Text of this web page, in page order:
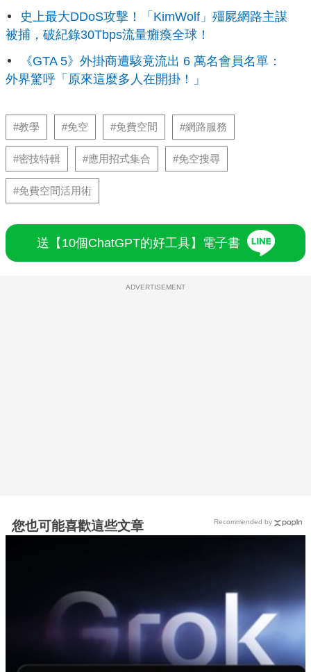
史上最大DDoS攻擊！「KimWolf」殭屍網路主謀
被捕，破紀錄30Tbps流量癱瘓全球！
《GTA 5》外掛商遭駭竟流出 6 萬名會員名單：
外界驚呼「原來這麼多人在開掛！」
#教學 #免空 #免費空間 #網路服務
#密技特輯 #應用招式集合 #免空搜尋
#免費空間活用術
送【10個ChatGPT的好工具】電子書
ADVERTISEMENT
您也可能喜歡這些文章 Recommended by